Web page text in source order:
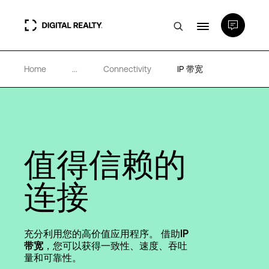
数据中心
合作伙伴
专业知识和资源
关于
Home ... Connectivity IP 带宽
值得信赖的
连接
充分利用您的高价值应用程序。 借助IP
带宽 ，您可以获得一致性、速度、吞吐
量和可靠性。